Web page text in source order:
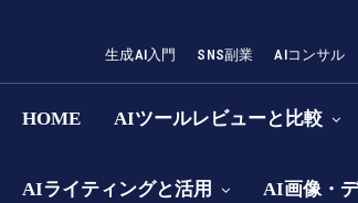
生成AI入門 SNS副業 AIコンサル
HOME AIツールレビューと比較
AIライティングと活用 AI画像・